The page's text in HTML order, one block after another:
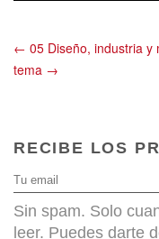
← 05 Diseño, industria y
tema →
RECIBE LOS
Sin spam. Solo
leer. Puedes darte